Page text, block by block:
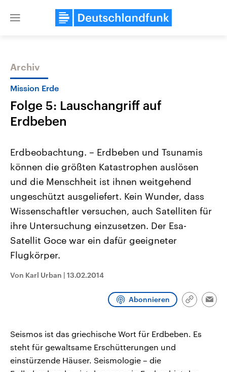
Close
Themen
Landtagswahl Sachsen-Anhalt
2026
Alle Informationen
Sachsen-Anhalt wählt am 6.
September 2026 einen neuen
Landtag. Seit 2021 wird das
Bundesland von einer Koalition aus
CDU, SPD und FDP regiert.-
Umfragen, Prognosen,
Wahlprogramme, aktuelle Berichte
und Hintergründe zu den Parteien
Wahl.
Aktuelle Beiträge,
Hintergründe
Wirtschaftlich und
gehören die Vereinigten
den mächtigsten Ländern
mit großem Einfluss auf
Sendungen
Archiv
Mission Erde
Folge 5: Lauschangriff auf
Erdbeben
Erdbeobachtung. – Erdbeben und Tsunamis
können die größten Katastrophen auslösen
und die Menschheit ist ihnen weitgehend
ungeschützt ausgeliefert. Kein Wunder, dass
Wissenschaftler versuchen, auch Satelliten für
ihre Untersuchung einzusetzen. Der Esa-
Satellit Goce war ein dafür geeigneter
Flugkörper.
Von Karl Urban | 13.02.2014
Abonnieren
Link
Seismos ist das griechische Wort für Erdbeben. Es
steht für gewaltsame Erschütterungen und
einstürzende Häuser. Seismologie – die